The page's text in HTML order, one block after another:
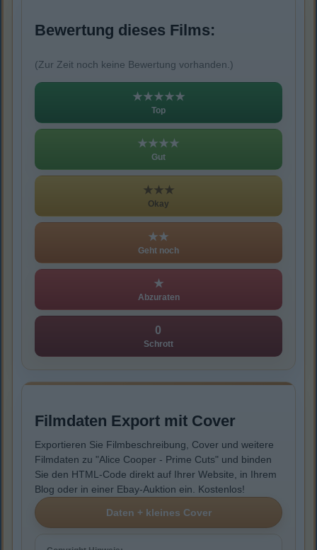
Bewertung dieses Films:
(Zur Zeit noch keine Bewertung vorhanden.)
★★★★★
Top
★★★★
Gut
★★★
Okay
★★
Geht noch
★
Abzuraten
0
Schrott
Filmdaten Export mit Cover
Exportieren Sie Filmbeschreibung, Cover und weitere
Filmdaten zu "Alice Cooper - Prime Cuts" und binden
Sie den HTML-Code direkt auf Ihrer Website, in Ihrem
Blog oder in einer Ebay-Auktion ein. Kostenlos!